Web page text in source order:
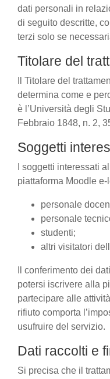
dati personali in
di seguito descritte,
terzi solo se
Titolare del
Il Titolare del
determina come e
è l’Università degli
Febbraio 1848, n. 2,
Soggetti
I soggetti interessati
piattaforma Moodle
personale
personale
studenti;
altri visitatori
Il conferimento dei
potersi iscrivere alla
partecipare alle
rifiuto comporta
usufruire del servizio.
Dati raccolti e
Si precisa che il